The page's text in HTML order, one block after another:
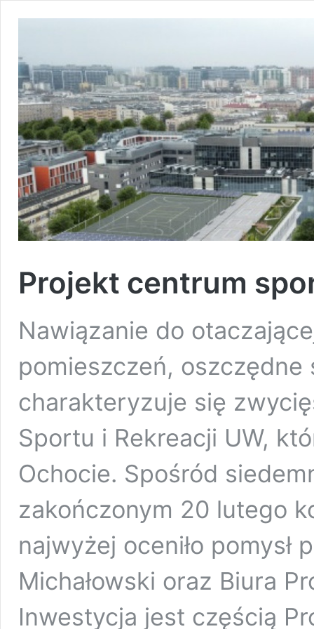
Projekt centrum
Nawiązanie do
pomieszczeń,
charakteryzuje się
Sportu i Rekreacji UW,
Ochocie. Spośród
zakończonym 20 lutego
najwyżej oceniło pomysł
Michałowski oraz Biura
Inwestycja jest częścią